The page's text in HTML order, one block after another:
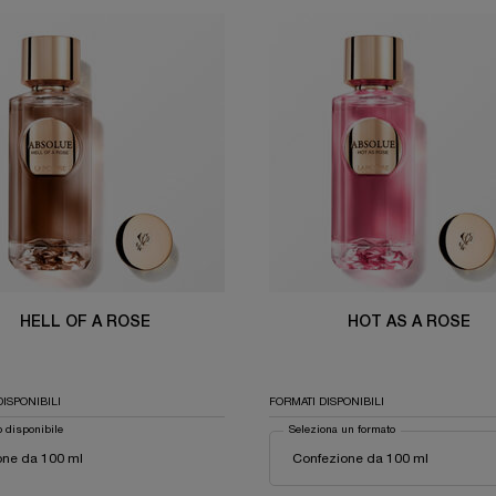
HELL OF A ROSE HOT AS A ROSE
disponibile
da 100 ml
FORMATI DISPONIBILI
Seleziona un formato